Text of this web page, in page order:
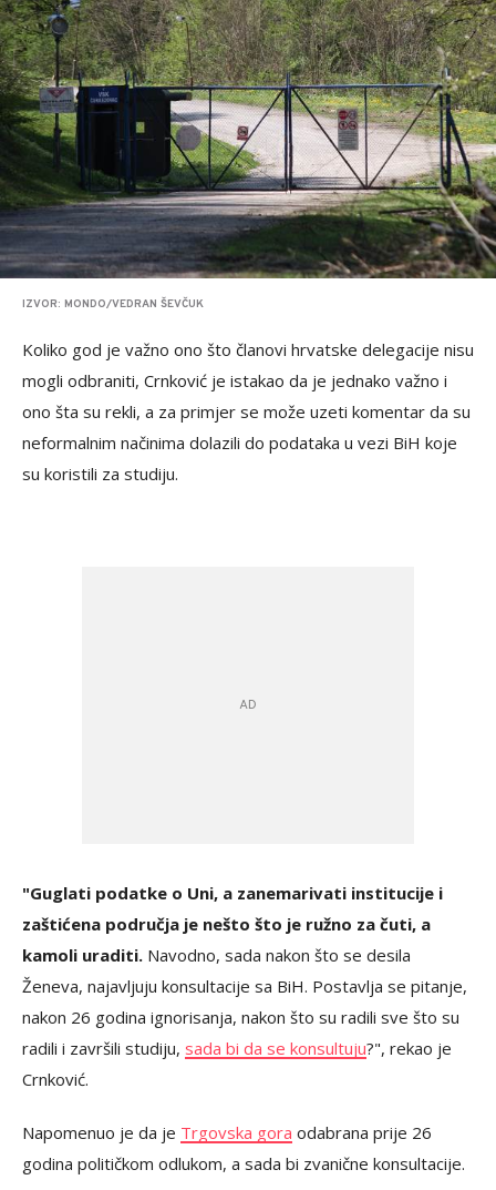
IZVOR: MONDO/VEDRAN ŠEVČUK
Koliko god je važno ono što članovi hrvatske delegacije nisu
mogli odbraniti, Crnković je istakao da je jednako važno i
ono šta su rekli, a za primjer se može uzeti komentar da su
neformalnim načinima dolazili do podataka u vezi BiH koje
su koristili za studiju.
"Guglati podatke o Uni, a zanemarivati institucije i
zaštićena područja je nešto što je ružno za čuti, a
kamoli uraditi. Navodno, sada nakon što se desila
Ženeva, najavljuju konsultacije sa BiH. Postavlja se pitanje,
nakon 26 godina ignorisanja, nakon što su radili sve što su
radili i završili studiju, sada bi da se konsultuju?", rekao je
Crnković.
Napomenuo je da je Trgovska gora odabrana prije 26
godina političkom odlukom, a sada bi zvanične konsultacije.